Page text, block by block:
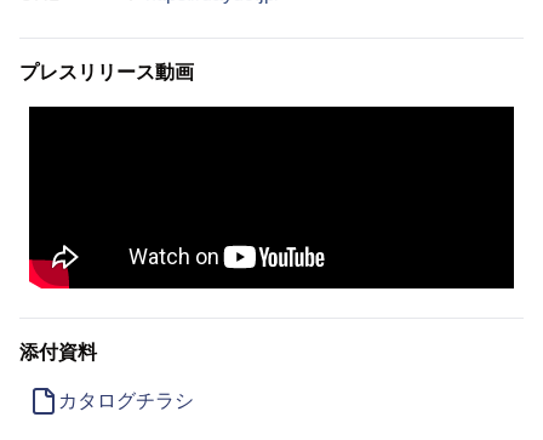
プレスリリース動画
添付資料
カタログチラシ